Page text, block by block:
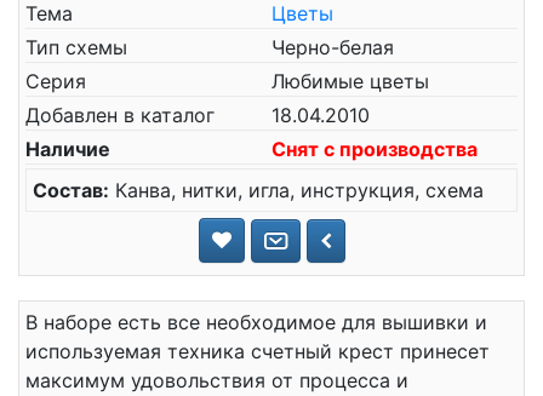
Тема
Цветы
Тип схемы
Черно-белая
Серия
Любимые цветы
Добавлен в каталог
18.04.2010
Наличие
Снят с производства
Состав: Канва, нитки, игла, инструкция, схема
В наборе есть все необходимое для вышивки и
используемая техника счетный крест принесет
максимум удовольствия от процесса и